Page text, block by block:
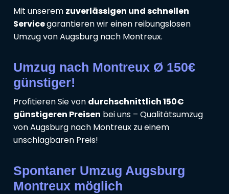
Mit unserem zuverlässigen und schnellen
Servicegarantieren wir einen reibungslosen
Umzug von Augsburg nach Montreux.
Umzug nach Montreux Ø 150€
günstiger!
Profitieren Sie von durchschnittlich 150€
günstigeren Preisen bei uns – Qualitätsumzug
von Augsburg nach Montreux zu einem
unschlagbaren Preis!
Spontaner Umzug Augsburg
Montreux möglich